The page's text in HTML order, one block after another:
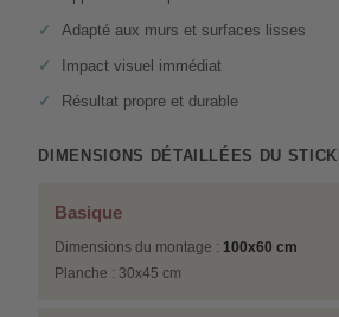
Adapté aux murs et surfaces lisses
Impact visuel immédiat
Résultat propre et durable
DIMENSIONS DÉTAILLÉES DU
Basique
Dimensions du montage : 100x60 cm
Planche : 30x45 cm